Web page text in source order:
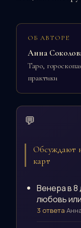
ОБ АВТОРЕ
Анна
Таро,
практики
💬
Обсуждают
карт
Венера в
любовь
3 ответа·